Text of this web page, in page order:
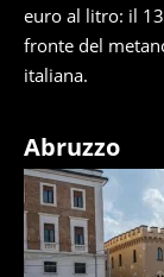
euro al litro: il
fronte del
italiana.
Abruzzo